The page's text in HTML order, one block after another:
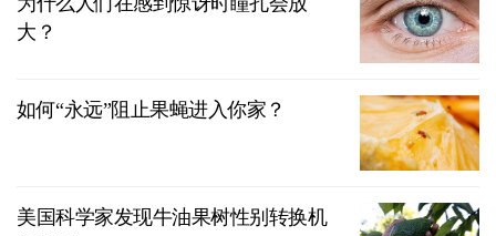
大？
如何“永远”阻止果蝇进入你家？
美国科学家发现牛油果树性别转换机